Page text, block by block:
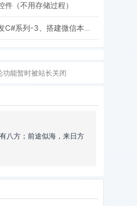
件（不用存储过程）
微信公众号开发C#系列-3、搭建微信本地调试环境-借助花生壳实现内网穿透
功能暂时被站长关闭
八方；前途似海，来日方